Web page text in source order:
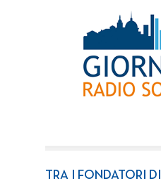
TRA I FONDATORI DI